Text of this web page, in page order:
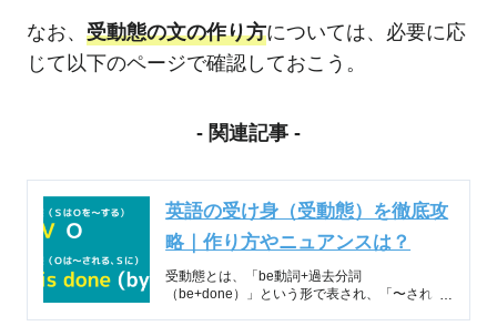
なお、 受動態の文の作り方については、必要に応
じて以下のページで確認しておこう。
- 関連記事 -
英語の受け身（受動態）を徹底攻
略｜作り方やニュアンスは？
受動態とは、「be動詞+過去分詞
（be+done）」という形で表され、「〜され